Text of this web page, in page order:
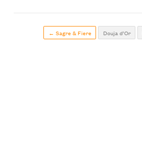
← Sagre & Fiere Douja d’Or